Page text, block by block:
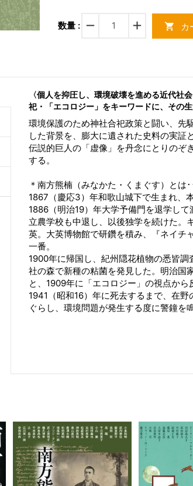
数量 : remove add shopping_cart カ
〈個人を抑圧し、環境破壊を進める近代社
祀・「エコロジー」をキーワードに、その
環境保護のため神社合祀政策と闘い、先
した背景を、膨大に遺された史料の実証
伝説的巨人の「虚像」を丹念にとりのぞ
する。
＊南方熊楠（みなかた・くまぐす）とは･
1867（慶応3）年和歌山城下で生まれ、
1886（明治19）年大学予備門を退学し
立農学校も中退し、以後独学を続けた。
英。大英博物館で研鑽を積み、『ネイチ
一番。
1900年に帰国し、紀州隠花植物の悉皆
社の森で新種の粘菌を発見した。明治国
と、1909年に「エコロジー」の視点から
1941（昭和16）年に死去するまで、在
ぐらし、環境問題が発生する度に警鐘を